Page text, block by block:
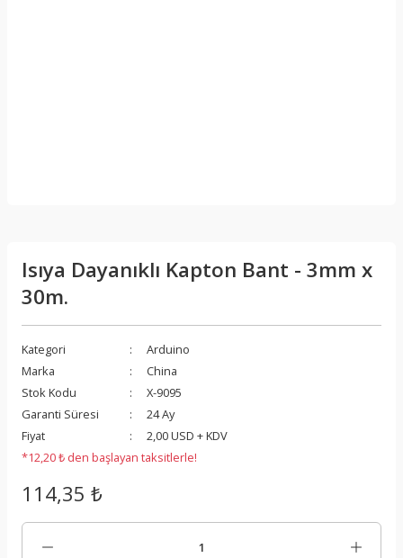
Isıya Dayanıklı Kapton Bant - 3mm x
30m.
Kategori
Arduino
Marka
China
Stok Kodu
X-9095
Garanti Süresi
24 Ay
Fiyat
2,00 USD + KDV
*12,20 ₺ den başlayan taksitlerle!
114,35 ₺